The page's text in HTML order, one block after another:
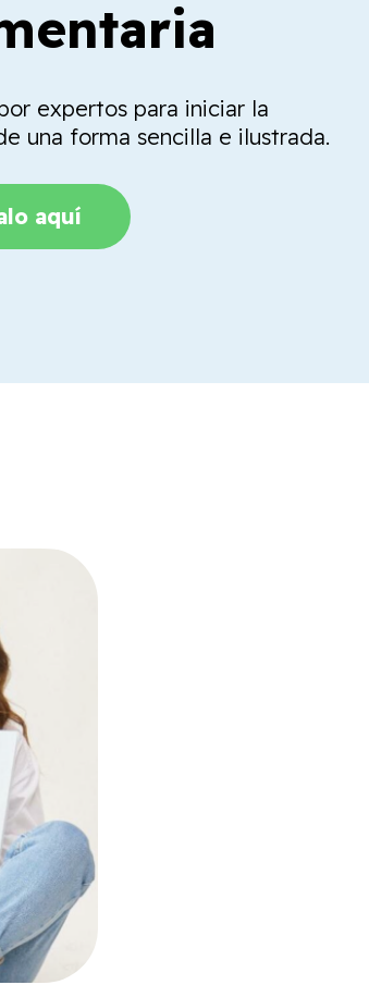
expertos para iniciar la
una forma sencilla e ilustrada.
aquí